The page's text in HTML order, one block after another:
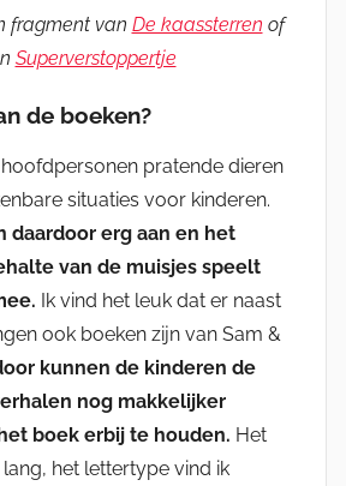
fragment van De kaassterren of
Superverstoppertje
de boeken?
pratende dieren
situaties voor kinderen.
daardoor erg aan en het
van de muisjes speelt
Ik vind het leuk dat er naast
ook boeken zijn van Sam &
kunnen de kinderen de
nog makkelijker
boek erbij te houden. Het
het lettertype vind ik